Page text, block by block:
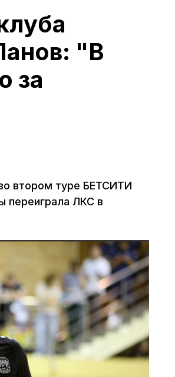
"В
за
втором туре БЕТСИТИ
переиграла ЛКС в